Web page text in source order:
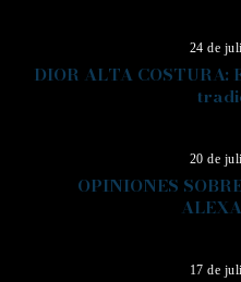
24 de
DIOR ALTA
20 de
OPINIONES
17 de